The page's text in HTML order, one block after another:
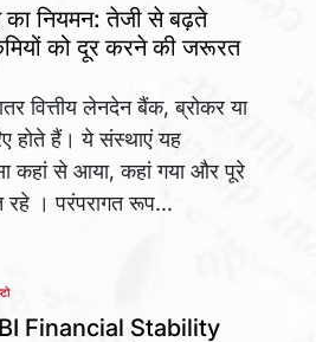
नियमन: तेजी से बढ़ते
को दूर करने की जरूरत
वित्तीय लेनदेन बैंक, ब्रोकर या
होते हैं। ये संस्थाएं यह
कहां से आया, कहां गया और पूरे
रहे । परंपरागत रूप...
Financial Stability